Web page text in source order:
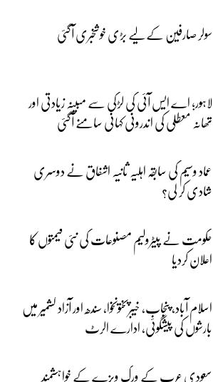
سولر صارفین کے لیے بڑی خوشخبری آگئی
لاہور؛ اے ایس آئی کی لڑکی سے مبینہ زیادتی اور
تھانہ معطلی کی اندرونی کہانی سامنے آگئی
عماد وسیم کی سابقہ اہلیہ ثانیہ اشفاق نے دوسری
شادی کر لی؟
حکومت نے پیٹرولیم مصنوعات کی نئی قیمتوں کا
اعلان کردیا
اسلام آباد، پنجاب، خیبرپختونخوا، سندھ اور آزاد کشمیر میں
بارشوں کی پیشگوئی، ادارے الرٹ
سعودی عرب کے ورک ویزے کے خواہشمند